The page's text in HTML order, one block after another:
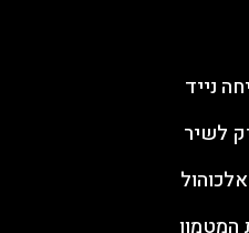
נייד
לשיר